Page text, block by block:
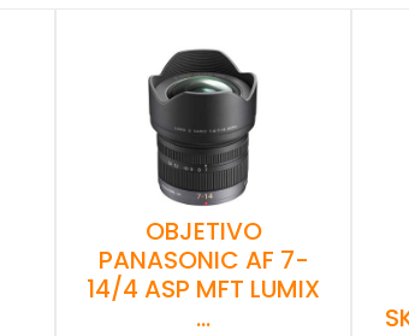
OBJETIVO
PANASONIC AF 7-
14/4 ASP MFT LUMIX
…